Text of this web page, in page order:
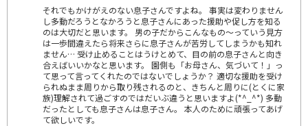
それでもかけがえのない息子さんですよね。 事実は変わりません
し多動だろうとなかろうと息子さんにあった援助や促し方を知る
のは大切だと思います。 男の子だからこんなもの～っていう見方
は一歩間違えたら将来さらに息子さんが苦労してしまうかも知れ
ません… 受け止めることはうけとめて、目の前の息子さんと向き
合えばいいかなと思います。 園側も「お母さん、気づいて！」っ
て思って言ってくれたのではないでしょうか？ 適切な援助を受け
られぬまま周りから取り残されるのと、きちんと周りに(とくに家
族)理解されて過ごすのではだいぶ違うと思いますよ(*^_^*) 多動
だったとしても息子さんは息子さん。 本人のために頑張ってあげ
て欲しいです。